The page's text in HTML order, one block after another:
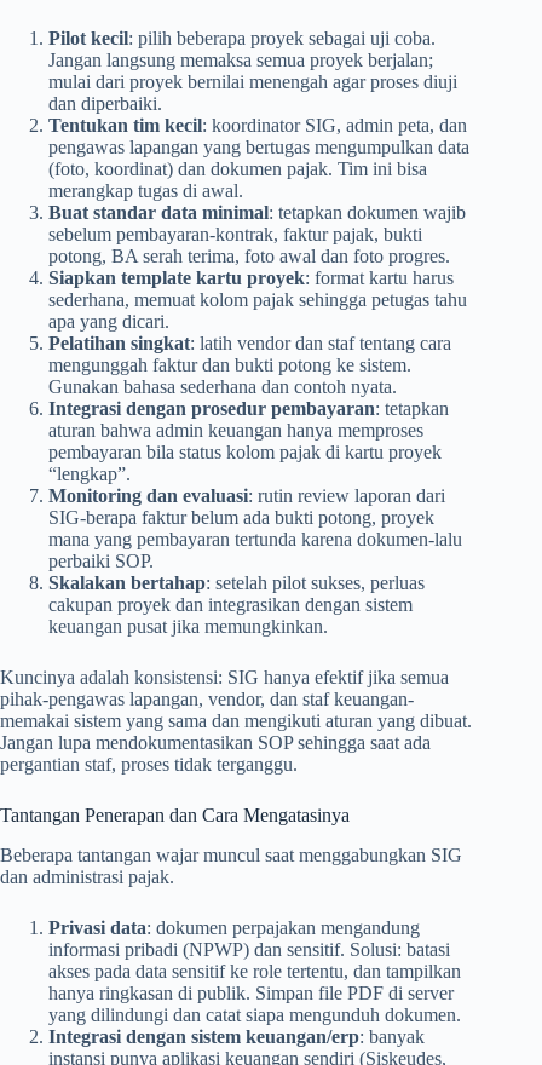
Pilot kecil: pilih beberapa proyek sebagai uji coba.
Jangan langsung memaksa semua proyek berjalan;
mulai dari proyek bernilai menengah agar proses diuji
dan diperbaiki.
Tentukan tim kecil: koordinator SIG, admin peta, dan
pengawas lapangan yang bertugas mengumpulkan data
(foto, koordinat) dan dokumen pajak. Tim ini bisa
merangkap tugas di awal.
Buat standar data minimal: tetapkan dokumen wajib
sebelum pembayaran-kontrak, faktur pajak, bukti
potong, BA serah terima, foto awal dan foto progres.
Siapkan template kartu proyek: format kartu harus
sederhana, memuat kolom pajak sehingga petugas tahu
apa yang dicari.
Pelatihan singkat: latih vendor dan staf tentang cara
mengunggah faktur dan bukti potong ke sistem.
Gunakan bahasa sederhana dan contoh nyata.
Integrasi dengan prosedur pembayaran: tetapkan
aturan bahwa admin keuangan hanya memproses
pembayaran bila status kolom pajak di kartu proyek
“lengkap”.
Monitoring dan evaluasi: rutin review laporan dari
SIG-berapa faktur belum ada bukti potong, proyek
mana yang pembayaran tertunda karena dokumen-lalu
perbaiki SOP.
Skalakan bertahap: setelah pilot sukses, perluas
cakupan proyek dan integrasikan dengan sistem
keuangan pusat jika memungkinkan.
Kuncinya adalah konsistensi: SIG hanya efektif jika semua
pihak-pengawas lapangan, vendor, dan staf keuangan-
memakai sistem yang sama dan mengikuti aturan yang dibuat.
Jangan lupa mendokumentasikan SOP sehingga saat ada
pergantian staf, proses tidak terganggu.
Tantangan Penerapan dan Cara Mengatasinya
Beberapa tantangan wajar muncul saat menggabungkan SIG
dan administrasi pajak.
Privasi data: dokumen perpajakan mengandung
informasi pribadi (NPWP) dan sensitif. Solusi: batasi
akses pada data sensitif ke role tertentu, dan tampilkan
hanya ringkasan di publik. Simpan file PDF di server
yang dilindungi dan catat siapa mengunduh dokumen.
Integrasi dengan sistem keuangan/erp: banyak
instansi punya aplikasi keuangan sendiri (Siskeudes,